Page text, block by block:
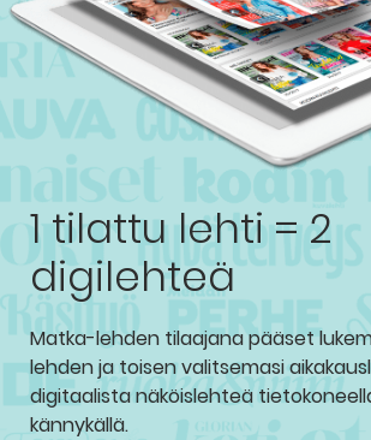
1 tilattu lehti = 2
digilehteä
Matka-lehden tilaajana pääset
lehden ja toisen valitsemasi
digitaalista näköislehteä
kännykällä.